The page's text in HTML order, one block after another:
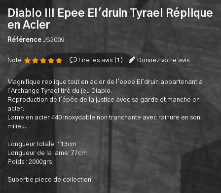
Diablo III Epee El'druin Tyrael Réplique
en Acier
Référence JS2009
Note Lire les avis ( 1 ) Donnez votre avis
Magnifique replique tout en acier de l'epee El'druin appartenant a
l'Archange Tyrael tiré du jeu Diablo.
Reproduction de l'épée de la justice avec sa garde et manche en
acier.
Lame en acier 440 inoxydable non tranchante avec rainure en son
milieu.
Longueur totale: 113cm
Longueur de la lame: 77cm
Poids : 2000grs
Superbe piece de collection.